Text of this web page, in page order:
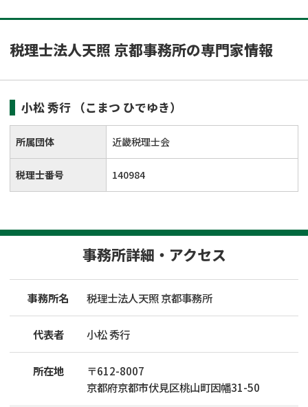
税理士法人天照 京都事務所の専門家情報
小松 秀行 （こまつ ひでゆき）
所属団体 近畿税理士会
税理士番号 140984
事務所詳細・アクセス
事務所名 税理士法人天照 京都事務所
代表者 小松 秀行
所在地 〒612-8007
京都府京都市伏見区桃山町因幡31-50